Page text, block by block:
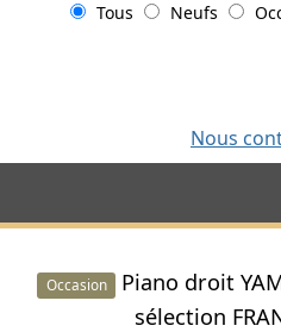
Tous
Neufs
Nous
Occasion Piano droit
sélection